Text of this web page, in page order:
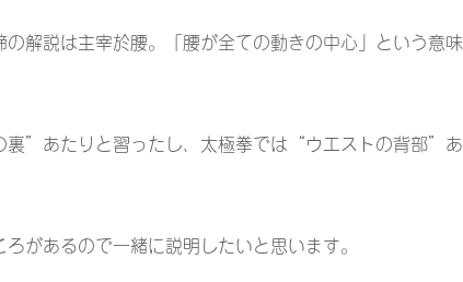
解説は主宰於腰。「腰が全ての動きの中心」という意味
裏”あたりと習ったし、太極拳では“ウエストの背部”あ
があるので一緒に説明したいと思います。